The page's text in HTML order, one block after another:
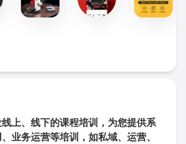
上、线下的课程培训，为您提供系
业务运营等培训，如私域、运营、